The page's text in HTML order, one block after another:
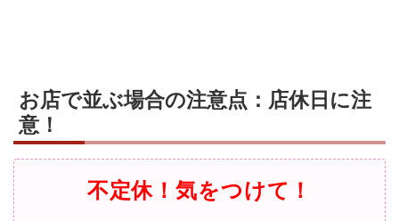
お店で並ぶ場合の注意点：店休日に注
意！
不定休！気をつけて！